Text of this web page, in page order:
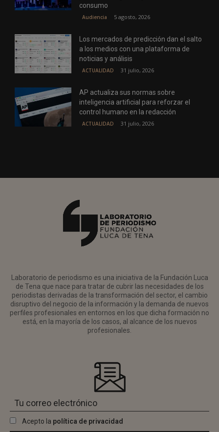
consumo
Audiencia 5 agosto, 2026
Los mercados de predicción dan el salto
a los medios con una plataforma de
noticias y análisis
ACTUALIDAD 31 julio, 2026
AP actualiza sus normas sobre
inteligencia artificial para reforzar el
control humano en la redacción
ACTUALIDAD 31 julio, 2026
Laboratorio de periodismo es una iniciativa de la Fundación Luca
de Tena que nace para tratar de cubrir las necesidades de los
periodistas derivadas de la transformación del sector, el cambio
disruptivo del negocio de la información y la demanda de nuevos
perfiles profesionales en entornos en los que dicha formación no
está, en la mayoría de los casos, al alcance de los nuevos
profesionales.
Acepto la política de privacidad